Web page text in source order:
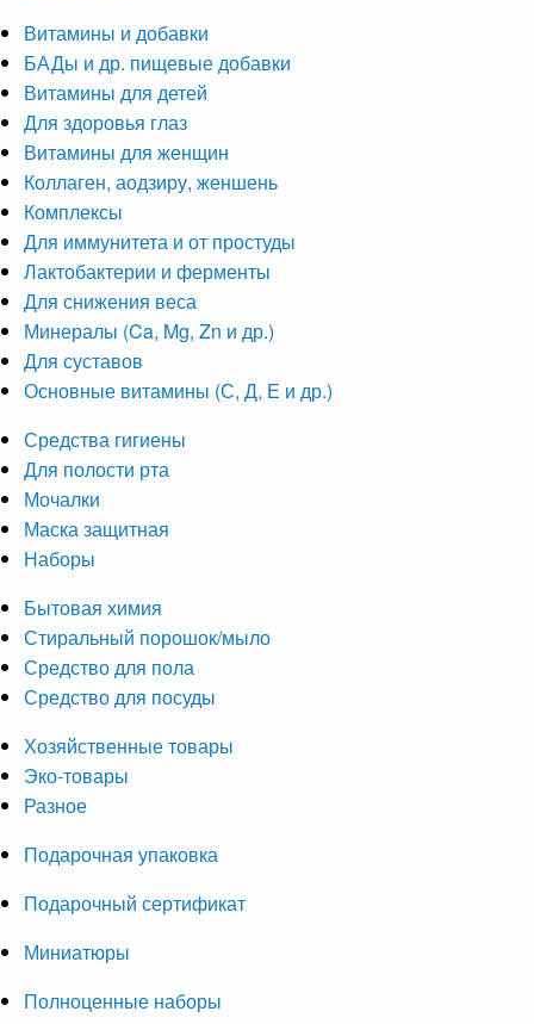
Витамины и добавки
БАДы и др. пищевые добавки
Витамины для детей
Для здоровья глаз
Витамины для женщин
Коллаген, аодзиру, женшень
Комплексы
Для иммунитета и от простуды
Лактобактерии и ферменты
Для снижения веса
Минералы (Ca, Mg, Zn и др.)
Для суставов
Основные витамины (С, Д, Е и др.)
Средства гигиены
Для полости рта
Мочалки
Маска защитная
Наборы
Бытовая химия
Стиральный порошок/мыло
Средство для пола
Средство для посуды
Хозяйственные товары
Эко-товары
Разное
Подарочная упаковка
Подарочный сертификат
Миниатюры
Полноценные наборы